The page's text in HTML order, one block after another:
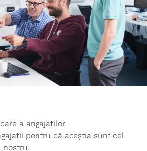
a angajaților
pentru că aceștia sunt cel
nostru.